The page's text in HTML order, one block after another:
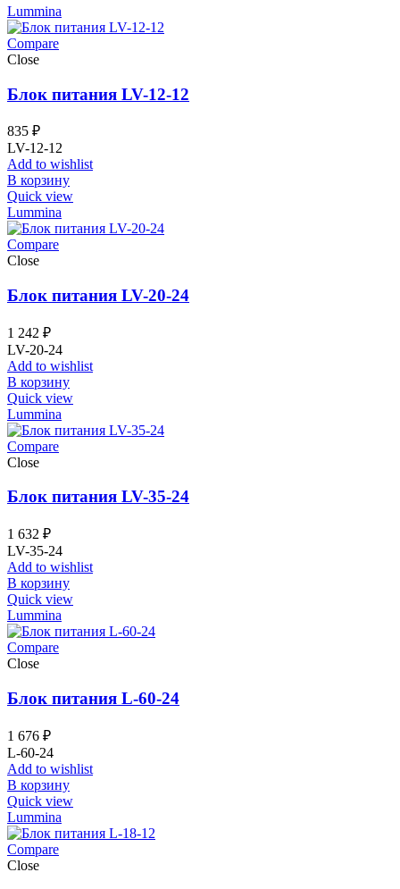
Lummina
Compare
Close
Блок питания LV-12-12
835 ₽
LV-12-12
Add to wishlist
В корзину
Quick view
Lummina
Compare
Close
Блок питания LV-20-24
1 242 ₽
LV-20-24
Add to wishlist
В корзину
Quick view
Lummina
Compare
Close
Блок питания LV-35-24
1 632 ₽
LV-35-24
Add to wishlist
В корзину
Quick view
Lummina
Compare
Close
Блок питания L-60-24
1 676 ₽
L-60-24
Add to wishlist
В корзину
Quick view
Lummina
Compare
Close